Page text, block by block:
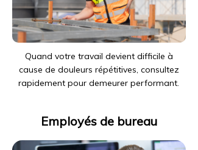
Quand votre travail devient difficile à
cause de douleurs répétitives, consultez
rapidement pour demeurer performant.
Employés de bureau